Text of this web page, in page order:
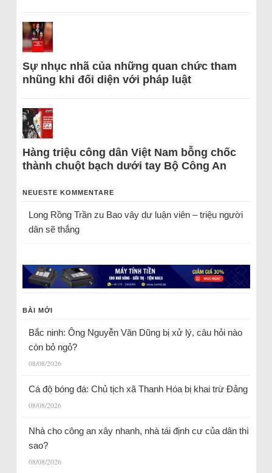
Sự nhục nhã của những quan chức tham
nhũng khi đối diện với pháp luật
Hàng triệu công dân Việt Nam bỗng chốc
thành chuột bạch dưới tay Bộ Công An
NEUESTE KOMMENTARE
Long Rồng Trầnzu Bao vây dư luận viên – triệu người
dân sẽ thắng
BÀI MỚI
Bắc ninh: Ông Nguyễn Văn Dũng bị xử lý, câu hỏi nào
còn bỏ ngỏ?
08/08/2026
Cá độ bóng đá: Chủ tịch xã Thanh Hóa bị khai trừ Đảng
08/08/2026
Nhà cho công an xây nhanh, nhà tái định cư của dân thì
sao?
08/08/2026